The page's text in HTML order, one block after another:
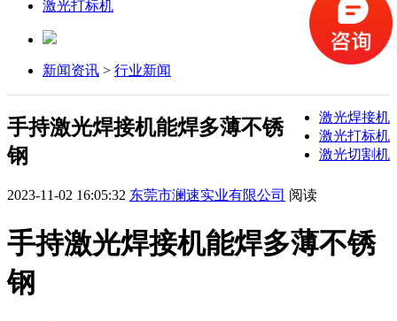
激光打标机
新闻资讯 > 行业新闻
激光焊接机
激光打标机
激光切割机
手持激光焊接机能焊多薄不锈
钢
2023-11-02 16:05:32 东莞市澜速实业有限公司 阅读
手持激光焊接机能焊多薄不锈
钢